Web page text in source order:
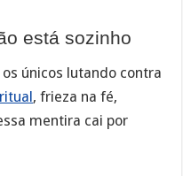
está sozinho
únicos lutando contra
, frieza na fé,
mentira cai por